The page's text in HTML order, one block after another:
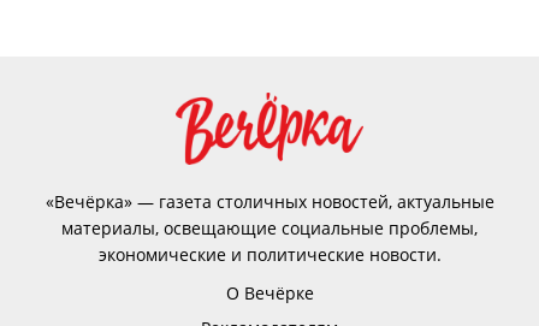
«Вечёрка» — газета столичных новостей, актуальные
материалы, освещающие социальные проблемы,
экономические и политические новости.
О Вечёрке